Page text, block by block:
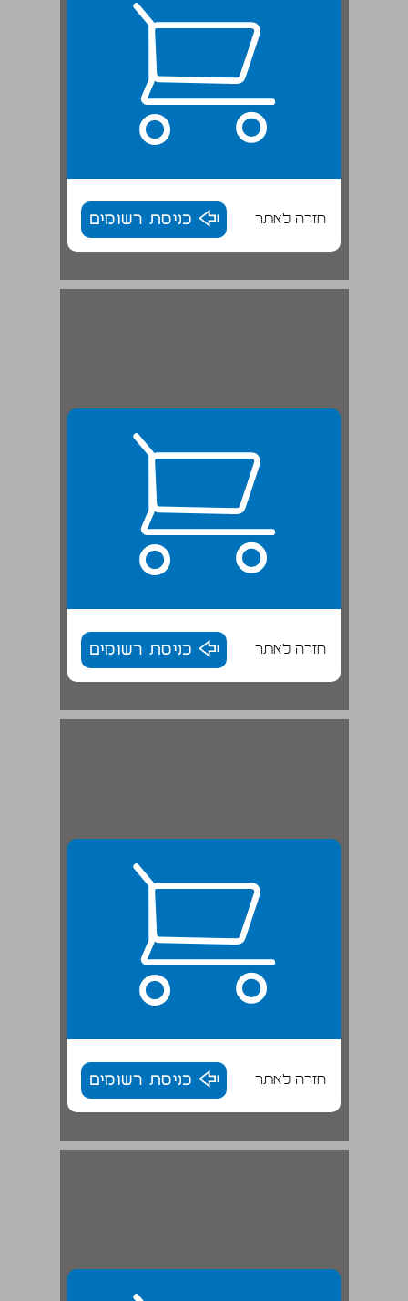
חזרה לאתר כניסת רשומים
חזרה לאתר כניסת רשומים
חזרה לאתר כניסת רשומים